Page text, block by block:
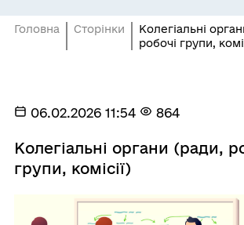
Головна Сторінки
Колегіальні
робочі групи,
06.02.2026 11:54 864
Колегіальні органи (ради,
групи, комісії)